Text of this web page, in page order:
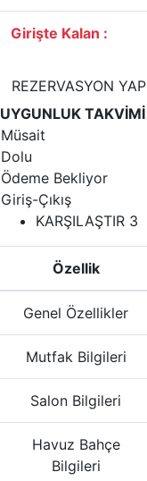
Girişte Kalan :
REZERVASYON YAP
UYGUNLUK TAKVİMİ
Müsait
Dolu
Ödeme Bekliyor
Giriş-Çıkış
KARŞILAŞTIR 3
Özellik
Genel Özellikler
Mutfak Bilgileri
Salon Bilgileri
Havuz Bahçe
Bilgileri